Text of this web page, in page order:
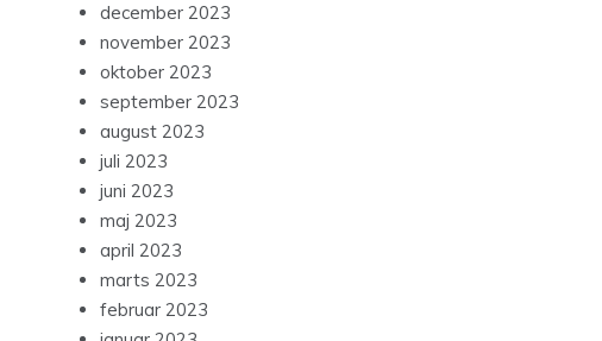
december 2023
november 2023
oktober 2023
september 2023
august 2023
juli 2023
juni 2023
maj 2023
april 2023
marts 2023
februar 2023